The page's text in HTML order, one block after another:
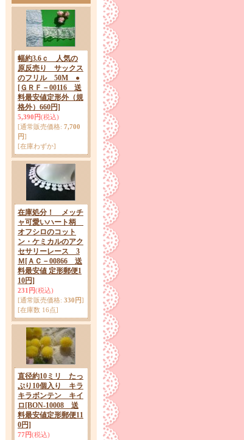
幅約3.6ｃ 人気の
原反売り サックス
のフリル 50M ●
[ＧＲＦ－00116 送
料最安値定形外（規
格外）660円]
5,390円(税込)
[通常販売価格: 7,700
円]
[在庫わずか]
在庫処分！ メッチ
ャ可愛いハート柄
オフシロのコット
ン・ケミカルのアク
セサリーレース 3
Ｍ [ＡＣ－00866 送
料最安値 定形郵便1
10円]
231円(税込)
[通常販売価格: 330円]
[在庫数 16点]
直径約10ミリ たっ
ぷり10個入り キラ
キラボンテン キイ
ロ [BON-10008 送
料最安値定形郵便11
0円]
77円(税込)